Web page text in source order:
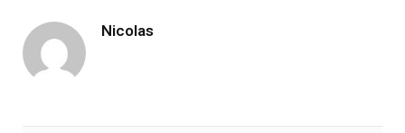
Nicolas